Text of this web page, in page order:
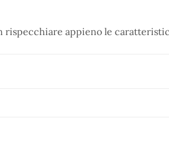
rispecchiare appieno le